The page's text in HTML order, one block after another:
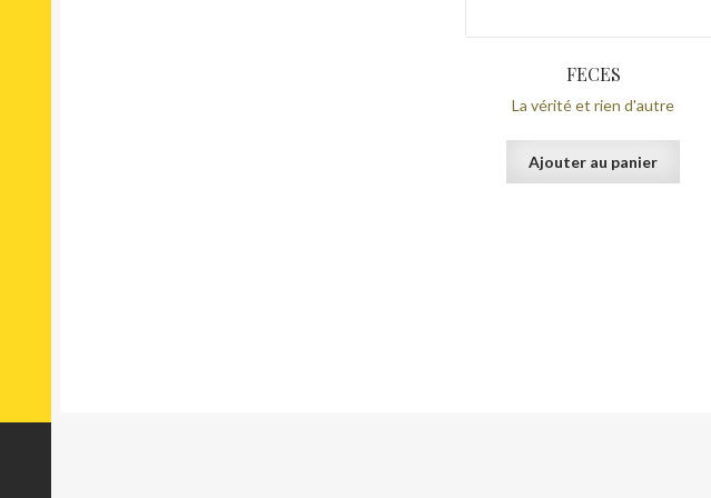
FECES
La vérité et rien d'autre
Ajouter au panier